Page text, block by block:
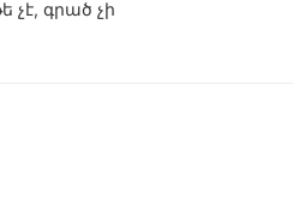
չէ, գրած չի